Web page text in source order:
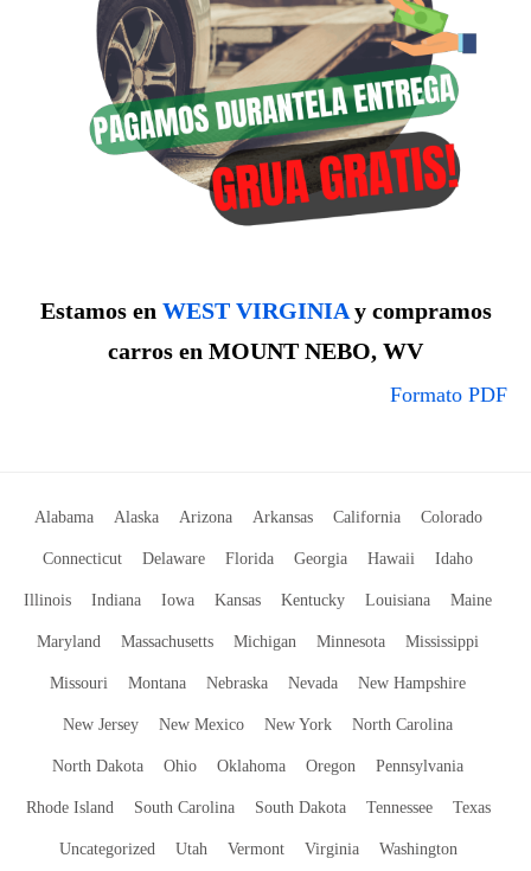
Estamos en WEST VIRGINIAy compramos
carros en MOUNT NEBO, WV
Formato PDF
Alabama Alaska Arizona Arkansas California Colorado
Connecticut Delaware Florida Georgia Hawaii Idaho
Illinois Indiana Iowa Kansas Kentucky Louisiana Maine
Maryland Massachusetts Michigan Minnesota Mississippi
Missouri Montana Nebraska Nevada New Hampshire
New Jersey New Mexico New York North Carolina
North Dakota Ohio Oklahoma Oregon Pennsylvania
Rhode Island South Carolina South Dakota Tennessee Texas
Uncategorized Utah Vermont Virginia Washington